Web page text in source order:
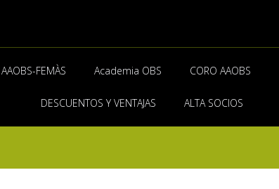
FEMÀS Academia OBS CORO AAOBS
DESCUENTOS Y VENTAJAS ALTA SOCIOS